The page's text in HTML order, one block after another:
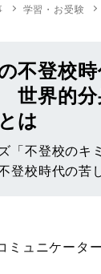
学習・お受験
不登校
界的分
は
「不登校のキ
登校時代の苦
ミュニケータ